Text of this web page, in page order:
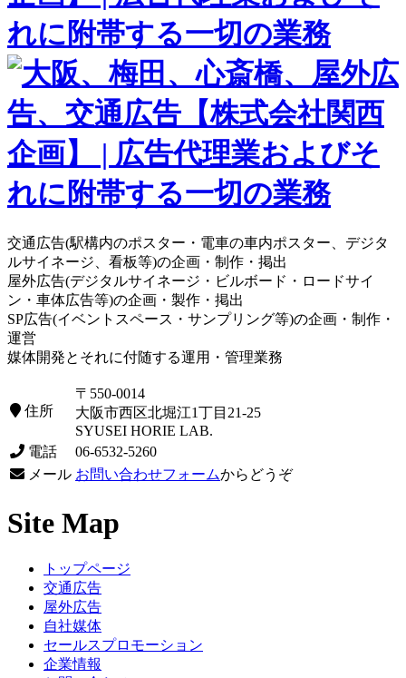
交通広告(駅構内のポスター・電車の車内ポスター、デジタ
ルサイネージ、看板等)の企画・制作・掲出
屋外広告(デジタルサイネージ・ビルボード・ロードサイ
ン・車体広告等)の企画・製作・掲出
SP広告(イベントスペース・サンプリング等)の企画・制作・
運営
媒体開発とそれに付随する運用・管理業務
住所
〒550-0014
大阪市西区北堀江1丁目21-25
SYUSEI HORIE LAB.
電話
06-6532-5260
メール お問い合わせフォームからどうぞ
Site Map
トップページ
交通広告
屋外広告
自社媒体
セールスプロモーション
企業情報